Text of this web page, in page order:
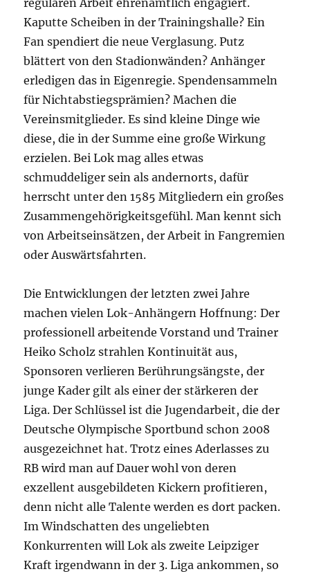
Kaputte Scheiben in der Trainingshalle? Ein
Fan spendiertdie neue Verglasung. Putz
blättert von den Stadionwänden? Anhänger
erledigen das in Eigenregie. Spendensammeln
für Nichtabstiegsprämien? Machendie
Vereinsmitglieder. Es sind kleine Dinge wie
diese,die in der Summe eine große Wirkung
erzielen. Bei Lok mag alles etwas
schmuddeliger sein als andernorts, dafür
herrscht unter den 1585 Mitgliedern ein großes
Zusammengehörigkeitsgefühl. Man kennt sich
von Arbeitseinsätzen, der Arbeit in Fangremien
oder Auswärtsfahrten.
Die Entwicklungen der letzten zwei Jahre
machen vielen Lok-Anhängern Hoffnung: Der
professionell arbeitende Vorstand und Trainer
Heiko Scholz strahlen Kontinuität aus,
Sponsoren verlieren Berührungsängste, der
junge Kader gilt als einer der stärkeren der
Liga. Der Schlüssel istdie Jugendarbeit,die der
Deutsche Olympische Sportbund schon 2008
ausgezeichnet hat. Trotz eines Aderlasses zu
RB wird man auf Dauer wohl von deren
exzellent ausgebildeten Kickern profitieren,
denn nicht alle Talente werden es dort packen.
Im Windschatten des ungeliebten
Konkurrenten will Lok als zweite Leipziger
Kraft irgendwann in der 3. Liga ankommen, so